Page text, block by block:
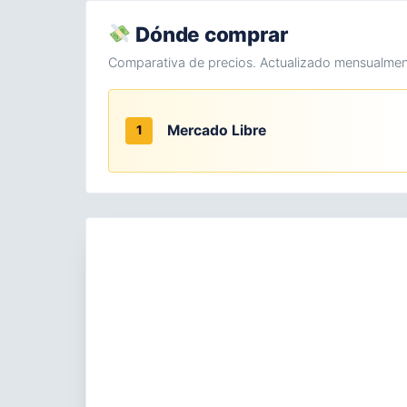
Dónde comprar
Comparativa de precios. Actualizado
1 Mercado Libre